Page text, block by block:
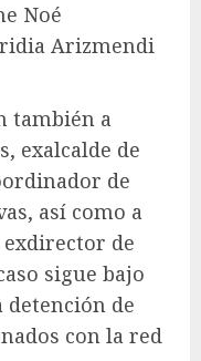
Noé
Arizmendi
también a
exalcalde de
de
así como a
de
sigue bajo
detención de
con la red